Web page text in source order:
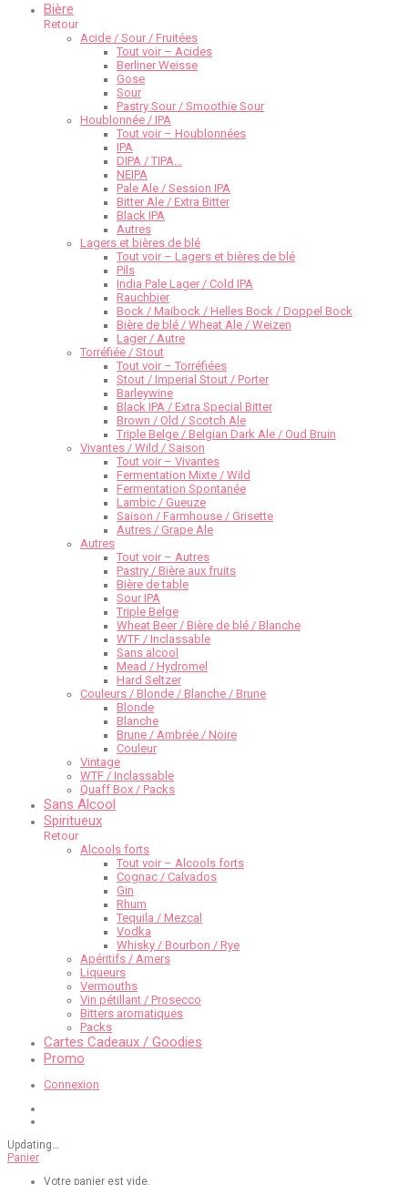
Bière
Retour
Acide / Sour / Fruitées
Tout voir – Acides
Berliner Weisse
Gose
Sour
Pastry Sour / Smoothie Sour
Houblonnée / IPA
Tout voir – Houblonnées
IPA
DIPA / TIPA…
NEIPA
Pale Ale / Session IPA
Bitter Ale / Extra Bitter
Black IPA
Autres
Lagers et bières de blé
Tout voir – Lagers et bières de blé
Pils
India Pale Lager / Cold IPA
Rauchbier
Bock / Maibock / Helles Bock / Doppel Bock
Bière de blé / Wheat Ale / Weizen
Lager / Autre
Torréfiée / Stout
Tout voir – Torréfiées
Stout / Imperial Stout / Porter
Barleywine
Black IPA / Extra Special Bitter
Brown / Old / Scotch Ale
Triple Belge / Belgian Dark Ale / Oud Bruin
Vivantes / Wild / Saison
Tout voir – Vivantes
Fermentation Mixte / Wild
Fermentation Spontanée
Lambic / Gueuze
Saison / Farmhouse / Grisette
Autres / Grape Ale
Autres
Tout voir – Autres
Pastry / Bière aux fruits
Bière de table
Sour IPA
Triple Belge
Wheat Beer / Bière de blé / Blanche
WTF / Inclassable
Sans alcool
Mead / Hydromel
Hard Seltzer
Couleurs / Blonde / Blanche / Brune
Blonde
Blanche
Brune / Ambrée / Noire
Couleur
Vintage
WTF / Inclassable
Quaff Box / Packs
Sans Alcool
Spiritueux
Retour
Alcools forts
Tout voir – Alcools forts
Cognac / Calvados
Gin
Rhum
Tequila / Mezcal
Vodka
Whisky / Bourbon / Rye
Apéritifs / Amers
Liqueurs
Vermouths
Vin pétillant / Prosecco
Bitters aromatiques
Packs
Cartes Cadeaux / Goodies
Promo
Connexion
Updating…
Panier
Votre panier est vide.